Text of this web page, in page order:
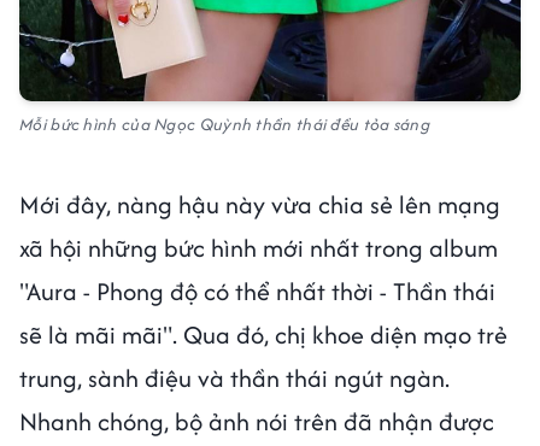
Mỗi bức hình của Ngọc Quỳnh thần thái đều tỏa sáng
Mới đây, nàng hậu này vừa chia sẻ lên mạng
xã hội những bức hình mới nhất trong album
"Aura - Phong độ có thể nhất thời - Thần thái
sẽ là mãi mãi". Qua đó, chị khoe diện mạo trẻ
trung, sành điệu và thần thái ngút ngàn.
Nhanh chóng, bộ ảnh nói trên đã nhận được